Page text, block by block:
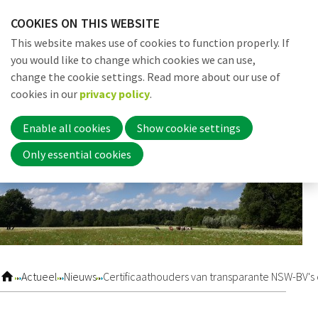
links
Jump
to
navigation
to
main
content
Actueel Nieuws Certificaathouders van transparante NSW-
Home
COOKIES ON THIS WEBSITE
This website makes use of cookies to function properly. If
you would like to change which cookies we can use,
change the cookie settings. Read more about our use of
cookies in our privacy policy.
Enable all cookies
Show cookie settings
Only essential cookies